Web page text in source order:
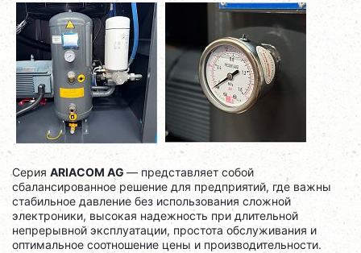
Серия ARIACOM AG — представляет собой
сбалансированное решение для предприятий, где важны
стабильное давление без использования сложной
электроники, высокая надежность при длительной
непрерывной эксплуатации, простота обслуживания и
оптимальное соотношение цены и производительности.